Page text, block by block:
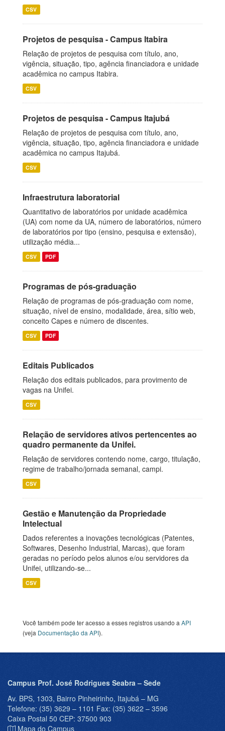
CSV
Projetos de pesquisa - Campus Itabira
Relação de projetos de pesquisa com título, ano,
vigência, situação, tipo, agência financiadora e unidade
acadêmica no campus Itabira.
CSV
Projetos de pesquisa - Campus Itajubá
Relação de projetos de pesquisa com título, ano,
vigência, situação, tipo, agência financiadora e unidade
acadêmica no campus Itajubá.
CSV
Infraestrutura laboratorial
Quantitativo de laboratórios por unidade acadêmica
(UA) com nome da UA, número de laboratórios, número
de laboratórios por tipo (ensino, pesquisa e extensão),
utilização média...
CSV PDF
Programas de pós-graduação
Relação de programas de pós-graduação com nome,
situação, nível de ensino, modalidade, área, sítio web,
conceito Capes e número de discentes.
CSV PDF
Editais Publicados
Relação dos editais publicados, para provimento de
vagas na Unifei.
CSV
Relação de servidores ativos pertencentes ao
quadro permanente da Unifei.
Relação de servidores contendo nome, cargo, titulação,
regime de trabalho/jornada semanal, campi.
CSV
Gestão e Manutenção da Propriedade
Intelectual
Dados referentes a inovações tecnológicas (Patentes,
Softwares, Desenho Industrial, Marcas), que foram
geradas no período pelos alunos e/ou servidores da
Unifei, utilizando-se...
CSV
Você também pode ter acesso a esses registros usando a API
(veja Documentação da API).
Campus Prof. José Rodrigues Seabra – Sede
Av. BPS, 1303, Bairro Pinheirinho, Itajubá – MG
Telefone: (35) 3629 – 1101 Fax: (35) 3622 – 3596
Caixa Postal 50 CEP: 37500 903
Mapa do Campus